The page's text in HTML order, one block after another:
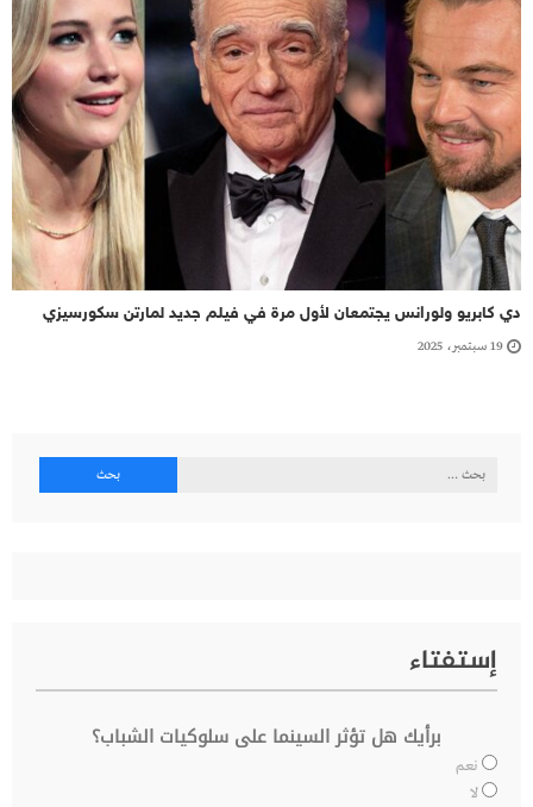
دي كابريو ولورانس يجتمعان لأول مرة في فيلم جديد لمارتن سكورسيزي
19 سبتمبر، 2025
البحث
إستفتاء
برأيك هل تؤثر السينما على سلوكيات الشباب؟
نعم
لا